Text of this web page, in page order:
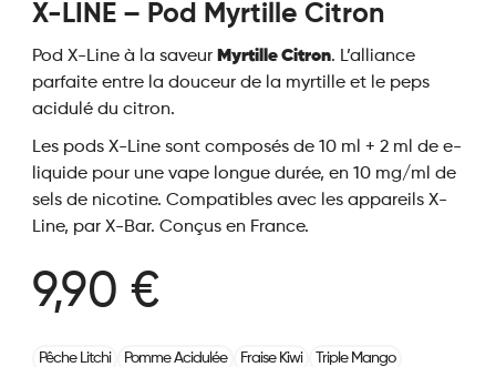
X-LINE – Pod Myrtille Citron
Pod X-Line à la saveur Myrtille Citron. L’alliance
parfaite entre la douceur de la myrtille et le peps
acidulé du citron.
Les pods X-Line sont composés de 10 ml + 2 ml de e-
liquide pour une vape longue durée, en 10 mg/ml de
sels de nicotine. Compatibles avec les appareils X-
Line, par X-Bar. Conçus en France.
9,90 €
Pêche Litchi Pomme Acidulée Fraise Kiwi Triple Mango